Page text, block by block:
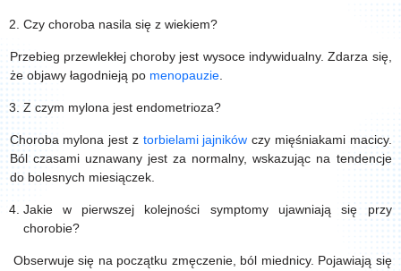
Czy choroba nasila się z wiekiem?
Przebieg przewlekłej choroby jest wysoce indywidualny. Zdarza się,
że objawy łagodnieją po menopauzie.
Z czym mylona jest endometrioza?
Choroba mylona jest z torbielami jajników czy mięśniakami macicy.
Ból czasami uznawany jest za normalny, wskazując na tendencje
do bolesnych miesiączek.
Jakie w pierwszej kolejności symptomy ujawniają się przy
chorobie?
Obserwuje się na początku zmęczenie, ból miednicy. Pojawiają się